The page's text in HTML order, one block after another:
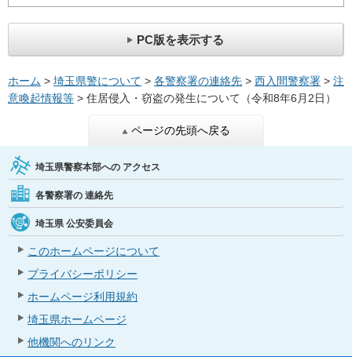
PC版を表示する
ホーム > 埼玉県警について > 各警察署の連絡先 > 西入間警察署 > 注
意喚起情報等 > 住居侵入・窃盗の発生について（令和8年6月2日）
ページの先頭へ戻る
埼玉県警察本部への アクセス
各警察署の 連絡先
埼玉県 公安委員会
このホームページについて
プライバシーポリシー
ホームページ利用規約
埼玉県ホームページ
他機関へのリンク